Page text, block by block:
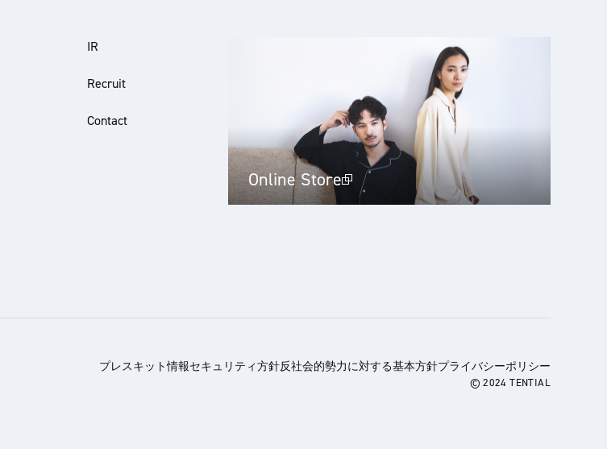
IR
Recruit
Contact
Online Store
プレスキット情報セキュリティ方針反社会的勢力に対する基本方針プライバシーポリシー
© 2024 TENTIAL